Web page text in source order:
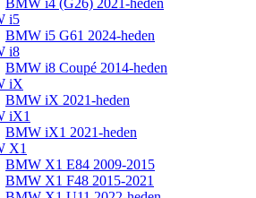
BMW i4 (G26) 2021-heden
i5
BMW i5 G61 2024-heden
i8
BMW i8 Coupé 2014-heden
iX
BMW iX 2021-heden
iX1
BMW iX1 2021-heden
X1
BMW X1 E84 2009-2015
BMW X1 F48 2015-2021